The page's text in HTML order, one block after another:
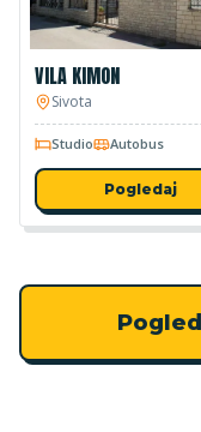
VILA KIMON
Sivota
Studio Autobus
Pogledaj